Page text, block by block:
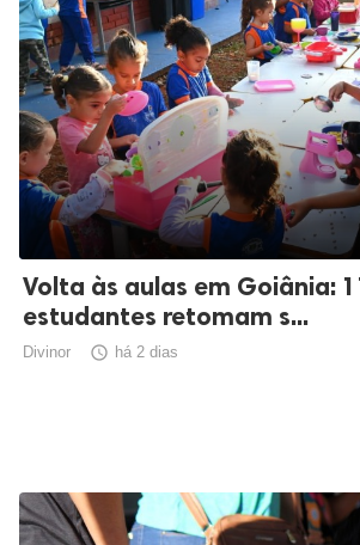
Volta às aulas em Goiânia:
estudantes retomam s...
Divinor  há 2 dias